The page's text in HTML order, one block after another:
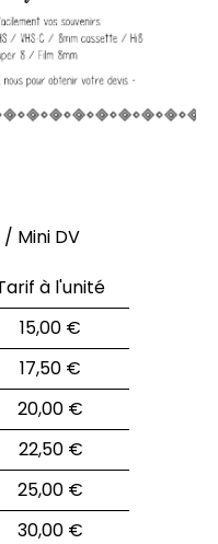
Mini DV
à l'unité
15,00 €
17,50 €
20,00 €
22,50 €
25,00 €
30,00 €